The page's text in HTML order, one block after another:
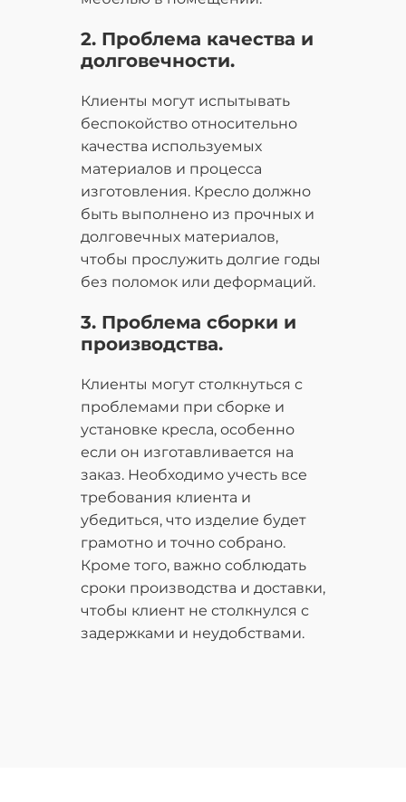
2. Проблема качества и
долговечности.
Клиенты могут испытывать
беспокойство относительно
качества используемых
материалов и процесса
изготовления. Кресло должно
быть выполнено из прочных и
долговечных материалов,
чтобы прослужить долгие годы
без поломок или деформаций.
3. Проблема сборки и
производства.
Клиенты могут столкнуться с
проблемами при сборке и
установке кресла, особенно
если он изготавливается на
заказ. Необходимо учесть все
требования клиента и
убедиться, что изделие будет
грамотно и точно собрано.
Кроме того, важно соблюдать
сроки производства и доставки,
чтобы клиент не столкнулся с
задержками и неудобствами.